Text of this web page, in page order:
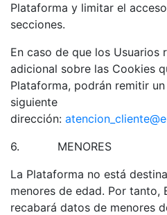
Plataforma y limitar el
secciones.
En caso de que los Usuarios
adicional sobre las Cookies
Plataforma, podrán remitir
siguiente
dirección:
6.
MENORES
La Plataforma no está
menores de edad. Por tanto,
recabará datos de menores